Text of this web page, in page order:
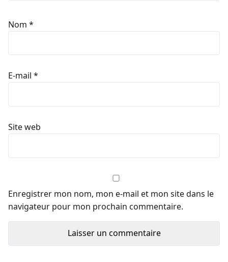
Nom *
E-mail *
Site web
Enregistrer mon nom, mon e-mail et mon site dans le
navigateur pour mon prochain commentaire.